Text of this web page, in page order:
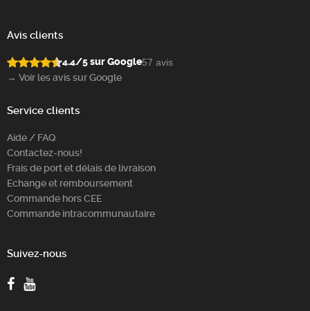
Avis clients
4.4/5 sur Google57 avis
→ Voir les avis sur Google
Service clients
Aide / FAQ
Contactez-nous!
Frais de port et délais de livraison
Echange et remboursement
Commande hors CEE
Commande intracommunautaire
Suivez-nous